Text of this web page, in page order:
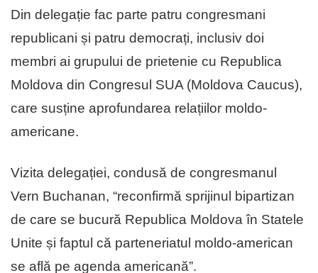
Din delegație fac parte patru congresmani
republicani și patru democrați, inclusiv doi
membri ai grupului de prietenie cu Republica
Moldova din Congresul SUA (Moldova Caucus),
care susține aprofundarea relațiilor moldo-
americane.
Vizita delegației, condusă de congresmanul
Vern Buchanan, “reconfirmă sprijinul bipartizan
de care se bucură Republica Moldova în Statele
Unite și faptul că parteneriatul moldo-american
se află pe agenda americană”.